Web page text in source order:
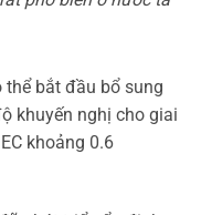
thể bắt đầu bổ sung
khuyến nghị cho giai
khoảng 0.6